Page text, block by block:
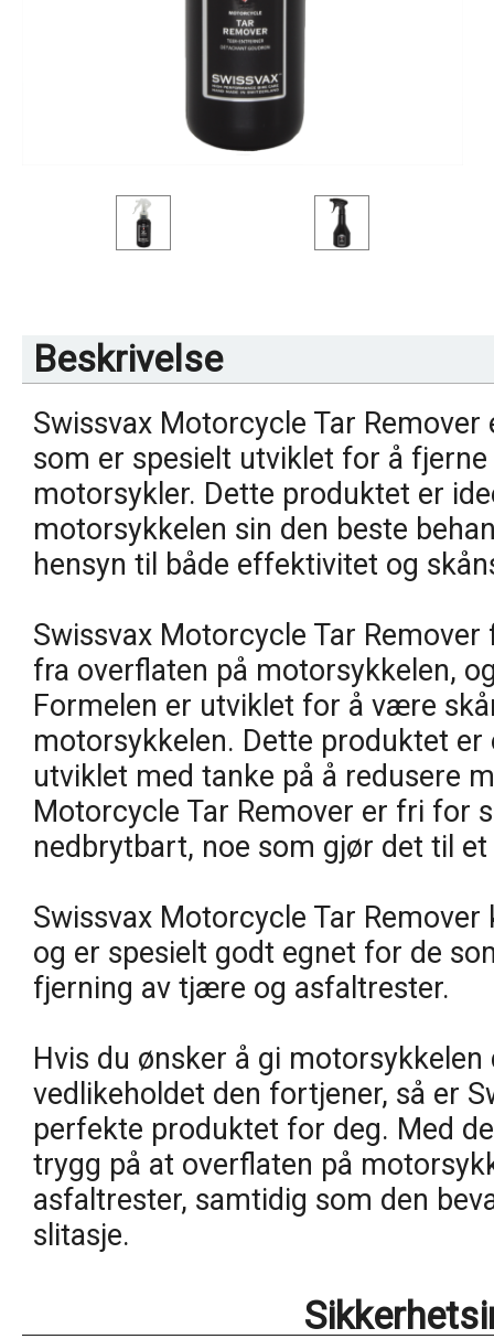
Beskrivelse
Swissvax Motorcycle Tar
som er spesielt utviklet for å
motorsykler. Dette produktet er
motorsykkelen sin den beste
hensyn til både effektivitet og
Swissvax Motorcycle Tar
fra overflaten på motorsykkelen,
Formelen er utviklet for å være
motorsykkelen. Dette produktet
utviklet med tanke på å redusere
Motorcycle Tar Remover er fri for
nedbrytbart, noe som gjør det til
Swissvax Motorcycle Tar
og er spesielt godt egnet for de
fjerning av tjære og asfaltrester.
Hvis du ønsker å gi
vedlikeholdet den fortjener, så er
perfekte produktet for deg. Med
trygg på at overflaten på
asfaltrester, samtidig som den
slitasje.